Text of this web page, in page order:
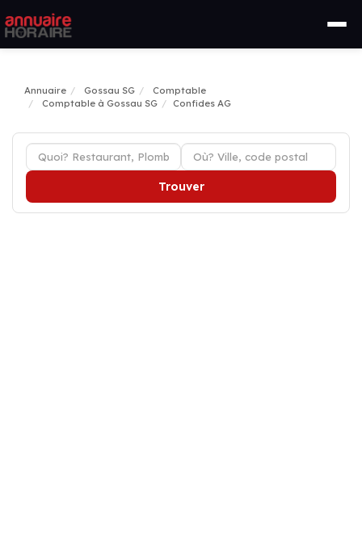
Annuaire Gossau SG
Comptable
Comptable à Gossau SG
Confides AG
Trouver